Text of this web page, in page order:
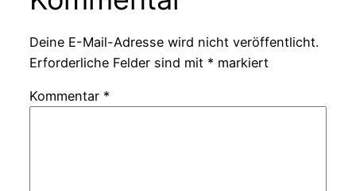
Deine E-Mail-Adresse wird nicht veröffentlicht.
Erforderliche Felder sind mit * markiert
Kommentar *